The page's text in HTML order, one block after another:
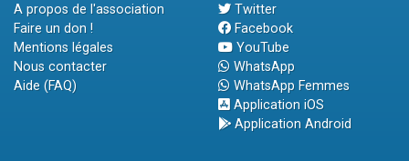
A propos de l'association
Faire un don !
Mentions légales
Nous contacter
Aide (FAQ)
Twitter
Facebook
YouTube
WhatsApp
WhatsApp Femmes
Application iOS
Application Android